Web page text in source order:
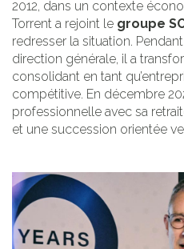
2012, dans un contexte
Torrent a rejoint le groupe
redresser la situation.
direction générale, il a
consolidant en tant
compétitive. En décembre
professionnelle avec sa
et une succession orientée